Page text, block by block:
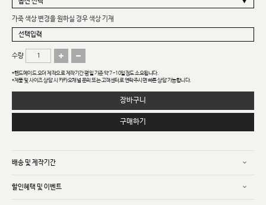
가죽 색상 변경을 원하실 경우 색상 기재
수량
*핸드메이드 오더 제작으로 제작기간 평일 기준 약 7~10일정도 소요됩니다.
*제품 및 사이즈 상담 시 카카오채널 문의 또는 고객센터로 연락주시면 빠른 상담 가능합니다.
장바구니
구매하기
배송 및 제작기간
할인혜택 및 이벤트